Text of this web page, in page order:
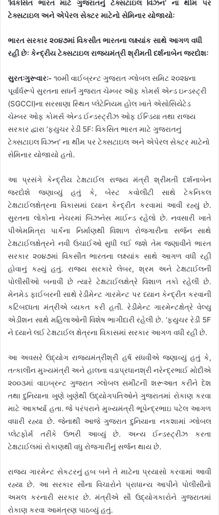
‘વિકસિત ભારત માટે ગુજરાતનું ટેક્સટાઇલ વિઝન’ ના થીમ પર
ટેક્સટાઇલ અને એપેરલ સેક્ટર માટેનો સેમિનાર યોજાયોઃ
ભારત સરકાર ૨૦૪૭માં વિકસીત ભારતના લક્ષ્યાંક સાથે આગળ વધી
રહી છેઃ કેન્દ્રીય ટેક્સટાઇલ રાજ્યમંત્રી શ્રીમતી દર્શનાબેન જરદોશઃ
સુરતઃગુરૂવારઃ- ૧૦મી વાઈબ્રન્ટ ગુજરાત ગ્લોબલ સમિટ ૨૦૨૪ના
પૂર્વાર્ધરૂપે સુરતના સધર્ન ગુજરાત ચેમ્બર ઑફ કોમર્સ એન્ડ ઇન્ડસ્ટ્રી
(SGCCI)ના સરસાણા સ્થિત પ્લેટેનિયમ હોલ ખાતે એસોસિયેટેડ
ચેમ્બર ઓફ કોમર્સ એન્ડ ઈન્ડસ્ટ્રીઝ ઓફ ઈન્ડિયા તથા રાજય
સરકાર દ્વારા ‘ફ્યુચર રેડી 5F: વિકસિત ભારત માટે ગુજરાતનું
ટેક્સટાઇલ વિઝન’ ના થીમ પર ટેક્સટાઇલ અને એપેરલ સેક્ટર માટેનો
સેમિનાર યોજાયો હતો.
આ પ્રસંગે કેન્દ્રીય ટેક્ષટાઈલ રાજ્ય મંત્રી શ્રીમતી દર્શનાબેન
જરદોશે જણાવ્યું હતું કે, બેસ્ટ કવોલીટી સાથે ટેકનિકલ
ટેક્ષટાઈલક્ષેત્રના વિકાસમાં ધ્યાન કેન્દ્રીત કરવામાં આવી રહ્યું છે.
સુરતના લોકોના નેચરમાં બિઝનેસ માઈન્ડ રહેલો છે. નવસારી ખાતે
પીએમમિત્રા પાર્કના નિર્માણથી વિશાળ રોજગારીના સર્જન સાથે
ટેક્ષટાઈલક્ષેત્રને નવી ઉચાઈઓ સુધી લઈ જશે તેમ જણાવીને ભારત
સરકાર ૨૦૪૭માં વિકસીત ભારતના લક્ષ્યાંક સાથે આગળ વધી રહી
હોવાનું કહ્યું હતું. રાજય સરકારે લેબર, શ્રમ અને ટેક્ષટાઈલની
પોલીસીઓ બનાવી છે ત્યારે ટેક્ષટાઈલક્ષેત્રે વિશાળ તકો રહેલી છે.
મેનમેડ ફાઈબરની સાથે રેડીમેન્ટ ગારમેન્ટ પર ધ્યાન કેન્દ્રીત કરવાની
કટિબધ્ધતા મંત્રીએ વ્યકત કરી હતી. રેડીમેન્ટ ગારમેન્ટક્ષેત્રે વેલ્યુ
એડીશન સાથે મહિલાઓની વિશેષ ભાગીદારી રહેલી છે. ‘ફ્યુચર રેડી 5F
ને ધ્યાને લઈ ટેક્ષટાઈલ ક્ષેત્રના વિકાસમાં સરકાર આગળ વધી રહી છે.
આ અવસરે ઉદ્યોગ રાજયમંત્રીશ્રી હર્ષ સંધવીએ જણાવ્યું હતું કે,
તત્કાલીન મુખ્યમંત્રી અને હાલના વડાપ્રધાનશ્રી નરેન્દ્રભાઈ મોદીએ
૨૦૦૩માં વાઇબ્રન્ટ ગુજરાત ગ્લોબલ સમીટની શરૂઆત કરીને દેશ
તથા દુનિયાના ખુણે ખુણેથી ઉદ્યોગપતિઓને ગુજરાતમાં રોકાણ કરવા
માટે આકર્ષ્યા હતા. જે પરંપરાને મુખ્યમંત્રી ભૂપેન્દ્રભાઇ પટેલ આગળ
વધારી રહ્યા છે. જેનાથી આજે ગુજરાત દુનિયાના નકશામાં ગ્લોબલ
પ્લેટફોર્મ તરીકે ઉભરી આવ્યું છે. અન્ય ઈન્ડસ્ટ્રીઝ કરતા
ટેક્ષટાઈલમાં રોકાણથી વધુ રોજગારીનું સર્જન થાય છે.
રાજય ગારમેન્ટ સેકટરનું હબ બને તે માટેના પ્રયાસો કરવામાં આવી
રહ્યા છે. આ સરકાર સૌના વિચારોને પ્રાધાન્ય આપીને પોલીસીનો
અમલ કરનારી સરકાર છે. મંત્રીએ સૌ ઉદ્યોગકારોને ગુજરાતમાં
રોકાણ કરવા આમંત્રણ પાઠવ્યું હતું.